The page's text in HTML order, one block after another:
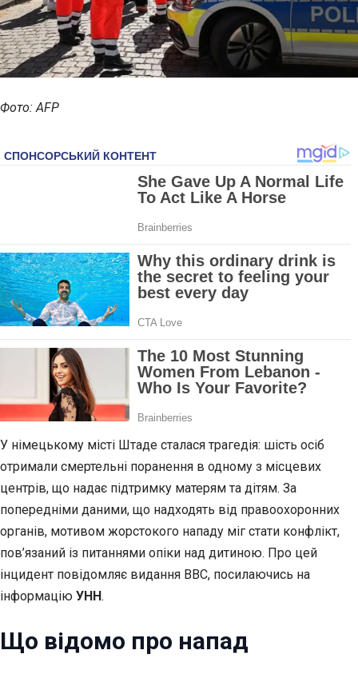
Фото: AFP
У німецькому місті Штаде сталася трагедія: шість осіб
отримали смертельні поранення в одному з місцевих
центрів, що надає підтримку матерям та дітям. За
попередніми даними, що надходять від правоохоронних
органів, мотивом жорстокого нападу міг стати конфлікт,
пов’язаний із питаннями опіки над дитиною. Про цей
інцидент повідомляє видання BBC, посилаючись на
інформацію УНН.
Що відомо про напад